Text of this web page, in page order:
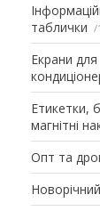
таблички
Екрани для
Етикетки,
магнітні
Опт та